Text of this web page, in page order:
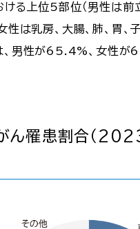
る上位5部位（男性は前立
性は乳房、大腸、肺、胃、
、男性が65.4%、女性が
ん罹患割合（